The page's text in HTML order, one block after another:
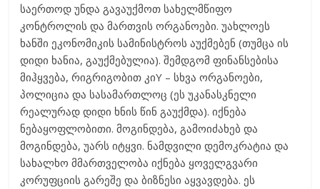
საერთოდ უნდა გავაუქმოთ სახელმწიფო
კონტროლის და მართვის ორგანოები. უახლოეს
ხანში ეკონომიკის სამინისტროს აუქმებენ (თუმცა ის
დიდი ხანია, გაუქმებულია). შემდგომ ფინანსებისა
მიჰყვება, რიგრიგობით კიY – სხვა ორგანოები,
პოლიცია და სასამართლოც (ეს უკანასკნელი
რეალურად დიდი ხნის წინ გაუქმდა). იქნება
ნებაყოფლობითი. მოგინდება, გამოიძახებ და
მოგინდება, უარს იტყვი. ნამდვილი დემოკრატია და
სახალხო მმართველობა იქნება ყოველგვარი
კორუფციის გარეშე და ბიზნესი აყვავდება. ეს